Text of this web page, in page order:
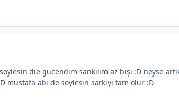
die gucendim sankilim az bişi :D neyse
mustafa abi de soylesin sarkıyı tam olur :D